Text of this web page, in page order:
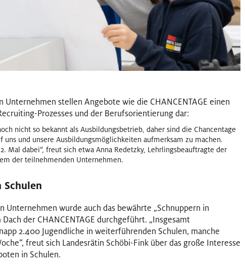
stellen Angebote wie die CHANCENTAGE einen
Prozesses und der Berufsorientierung dar:
nicht so bekannt als Ausbildungsbetrieb, daher sind die Chancentage
und unsere Ausbildungsmöglichkeiten aufmerksam zu machen.
Mal dabei“, freut sich etwa Anna Redetzky, Lehrlingsbeauftragte der
der teilnehmenden Unternehmen.
Schulen
Unternehmen wurde auch das bewährte „Schnuppern in
der CHANCENTAGE durchgeführt. „Insgesamt
2.400 Jugendliche in weiterführenden Schulen, manche
freut sich Landesrätin Schöbi-Fink über das große Interesse
in Schulen.